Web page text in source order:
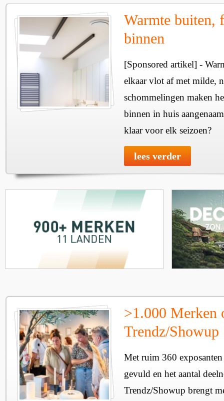
Warmte buiten,
binnen
[Sponsored artikel] -
elkaar vlot af met milde,
schommelingen maken
binnen in huis
klaar voor elk seizoen?
lees verder
>1.000 Merken
Trendz/Showup
Met ruim 360
gevuld en het aantal
Trendz/Showup brengt